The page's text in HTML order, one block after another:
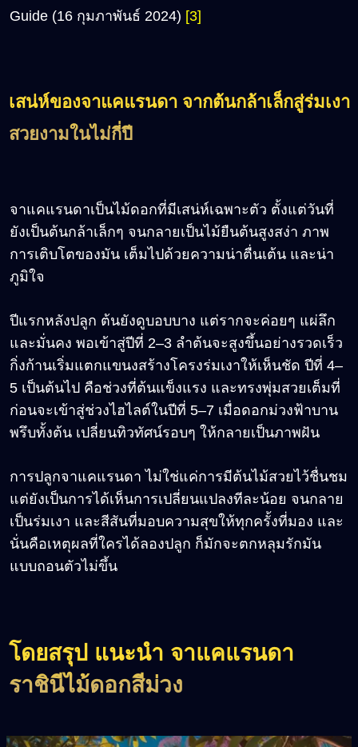
Guide (16 กุมภาพันธ์ 2024) [3]
เสน่ห์ของจาแคแรนดา จากต้นกล้าเล็กสู่ร่มเงา
สวยงามในไม่กี่ปี
จาแคแรนดาเป็นไม้ดอกที่มีเสน่ห์เฉพาะตัว ตั้งแต่วันที่
ยังเป็นต้นกล้าเล็กๆ จนกลายเป็นไม้ยืนต้นสูงสง่า ภาพ
การเติบโตของมัน เต็มไปด้วยความน่าตื่นเต้น และน่า
ภูมิใจ
ปีแรกหลังปลูก ต้นยังดูบอบบาง แต่รากจะค่อยๆ แผ่ลึก
และมั่นคง พอเข้าสู่ปีที่ 2–3 ลำต้นจะสูงขึ้นอย่างรวดเร็ว
กิ่งก้านเริ่มแตกแขนงสร้างโครงร่มเงาให้เห็นชัด ปีที่ 4–
5 เป็นต้นไป คือช่วงที่ต้นแข็งแรง และทรงพุ่มสวยเต็มที่
ก่อนจะเข้าสู่ช่วงไฮไลต์ในปีที่ 5–7 เมื่อดอกม่วงฟ้าบาน
พรึบทั้งต้น เปลี่ยนทิวทัศน์รอบๆ ให้กลายเป็นภาพฝัน
การปลูกจาแคแรนดา ไม่ใช่แค่การมีต้นไม้สวยไว้ชื่นชม
แต่ยังเป็นการได้เห็นการเปลี่ยนแปลงทีละน้อย จนกลาย
เป็นร่มเงา และสีสันที่มอบความสุขให้ทุกครั้งที่มอง และ
นั่นคือเหตุผลที่ใครได้ลองปลูก ก็มักจะตกหลุมรักมัน
แบบถอนตัวไม่ขึ้น
โดยสรุป แนะนำ จาแคแรนดา
ราชินีไม้ดอกสีม่วง